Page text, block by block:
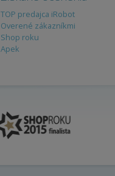
TOP predajca iRobot
Overené zákazníkmi
Shop roku
Apek